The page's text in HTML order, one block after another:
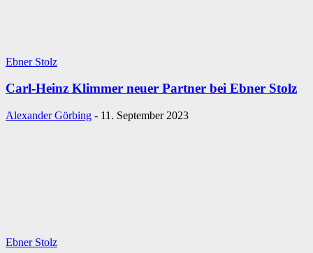
Ebner Stolz
Carl-Heinz Klimmer neuer Partner bei Ebner Stolz
Alexander Görbing - 11. September 2023
Ebner Stolz